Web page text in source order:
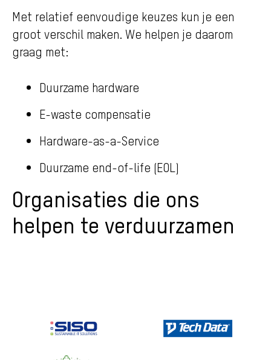
Met relatief eenvoudige keuzes kun je een
groot verschil maken. We helpen je daarom
graag met:
Duurzame hardware
E-waste compensatie
Hardware-as-a-Service
Duurzame end-of-life (EOL)
Organisaties die ons
helpen te verduurzamen